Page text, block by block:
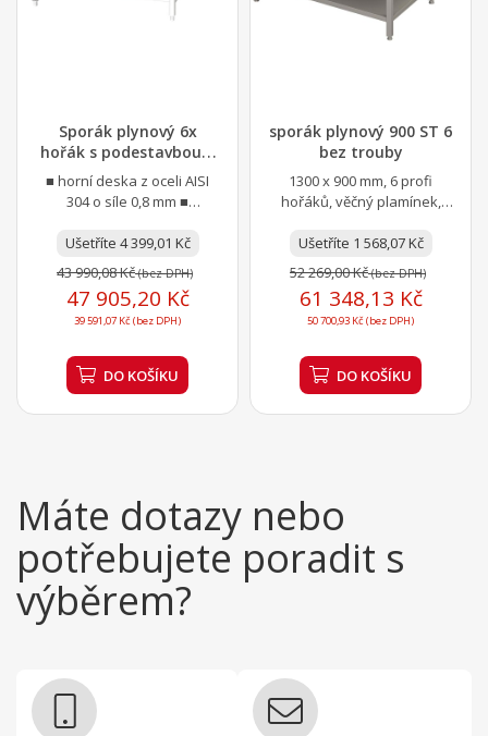
Sporák plynový 6x
hořák s podestavbou |
REDFOX - SPF 120 G
■ horní deska z oceli AISI
304 o síle 0,8 mm ■
umožňuje komfortní
údržbu...
Ušetříte 4 399,01 Kč
43 990,08 Kč(bez DPH)
47 905,20 Kč
39 591,07 Kč (bez DPH)
DO KOŠÍKU
sporák plynový 900 ST 6
bez trouby
1300 x 900 mm, 6 profi
hořáků, věčný plamínek,
Ušetříte 1 568,07 Kč
52 269,00 Kč(bez DPH)
61 348,13 Kč
50 700,93 Kč (bez DPH)
DO KOŠÍKU
Máte dotazy nebo
potřebujete poradit s
výběrem?